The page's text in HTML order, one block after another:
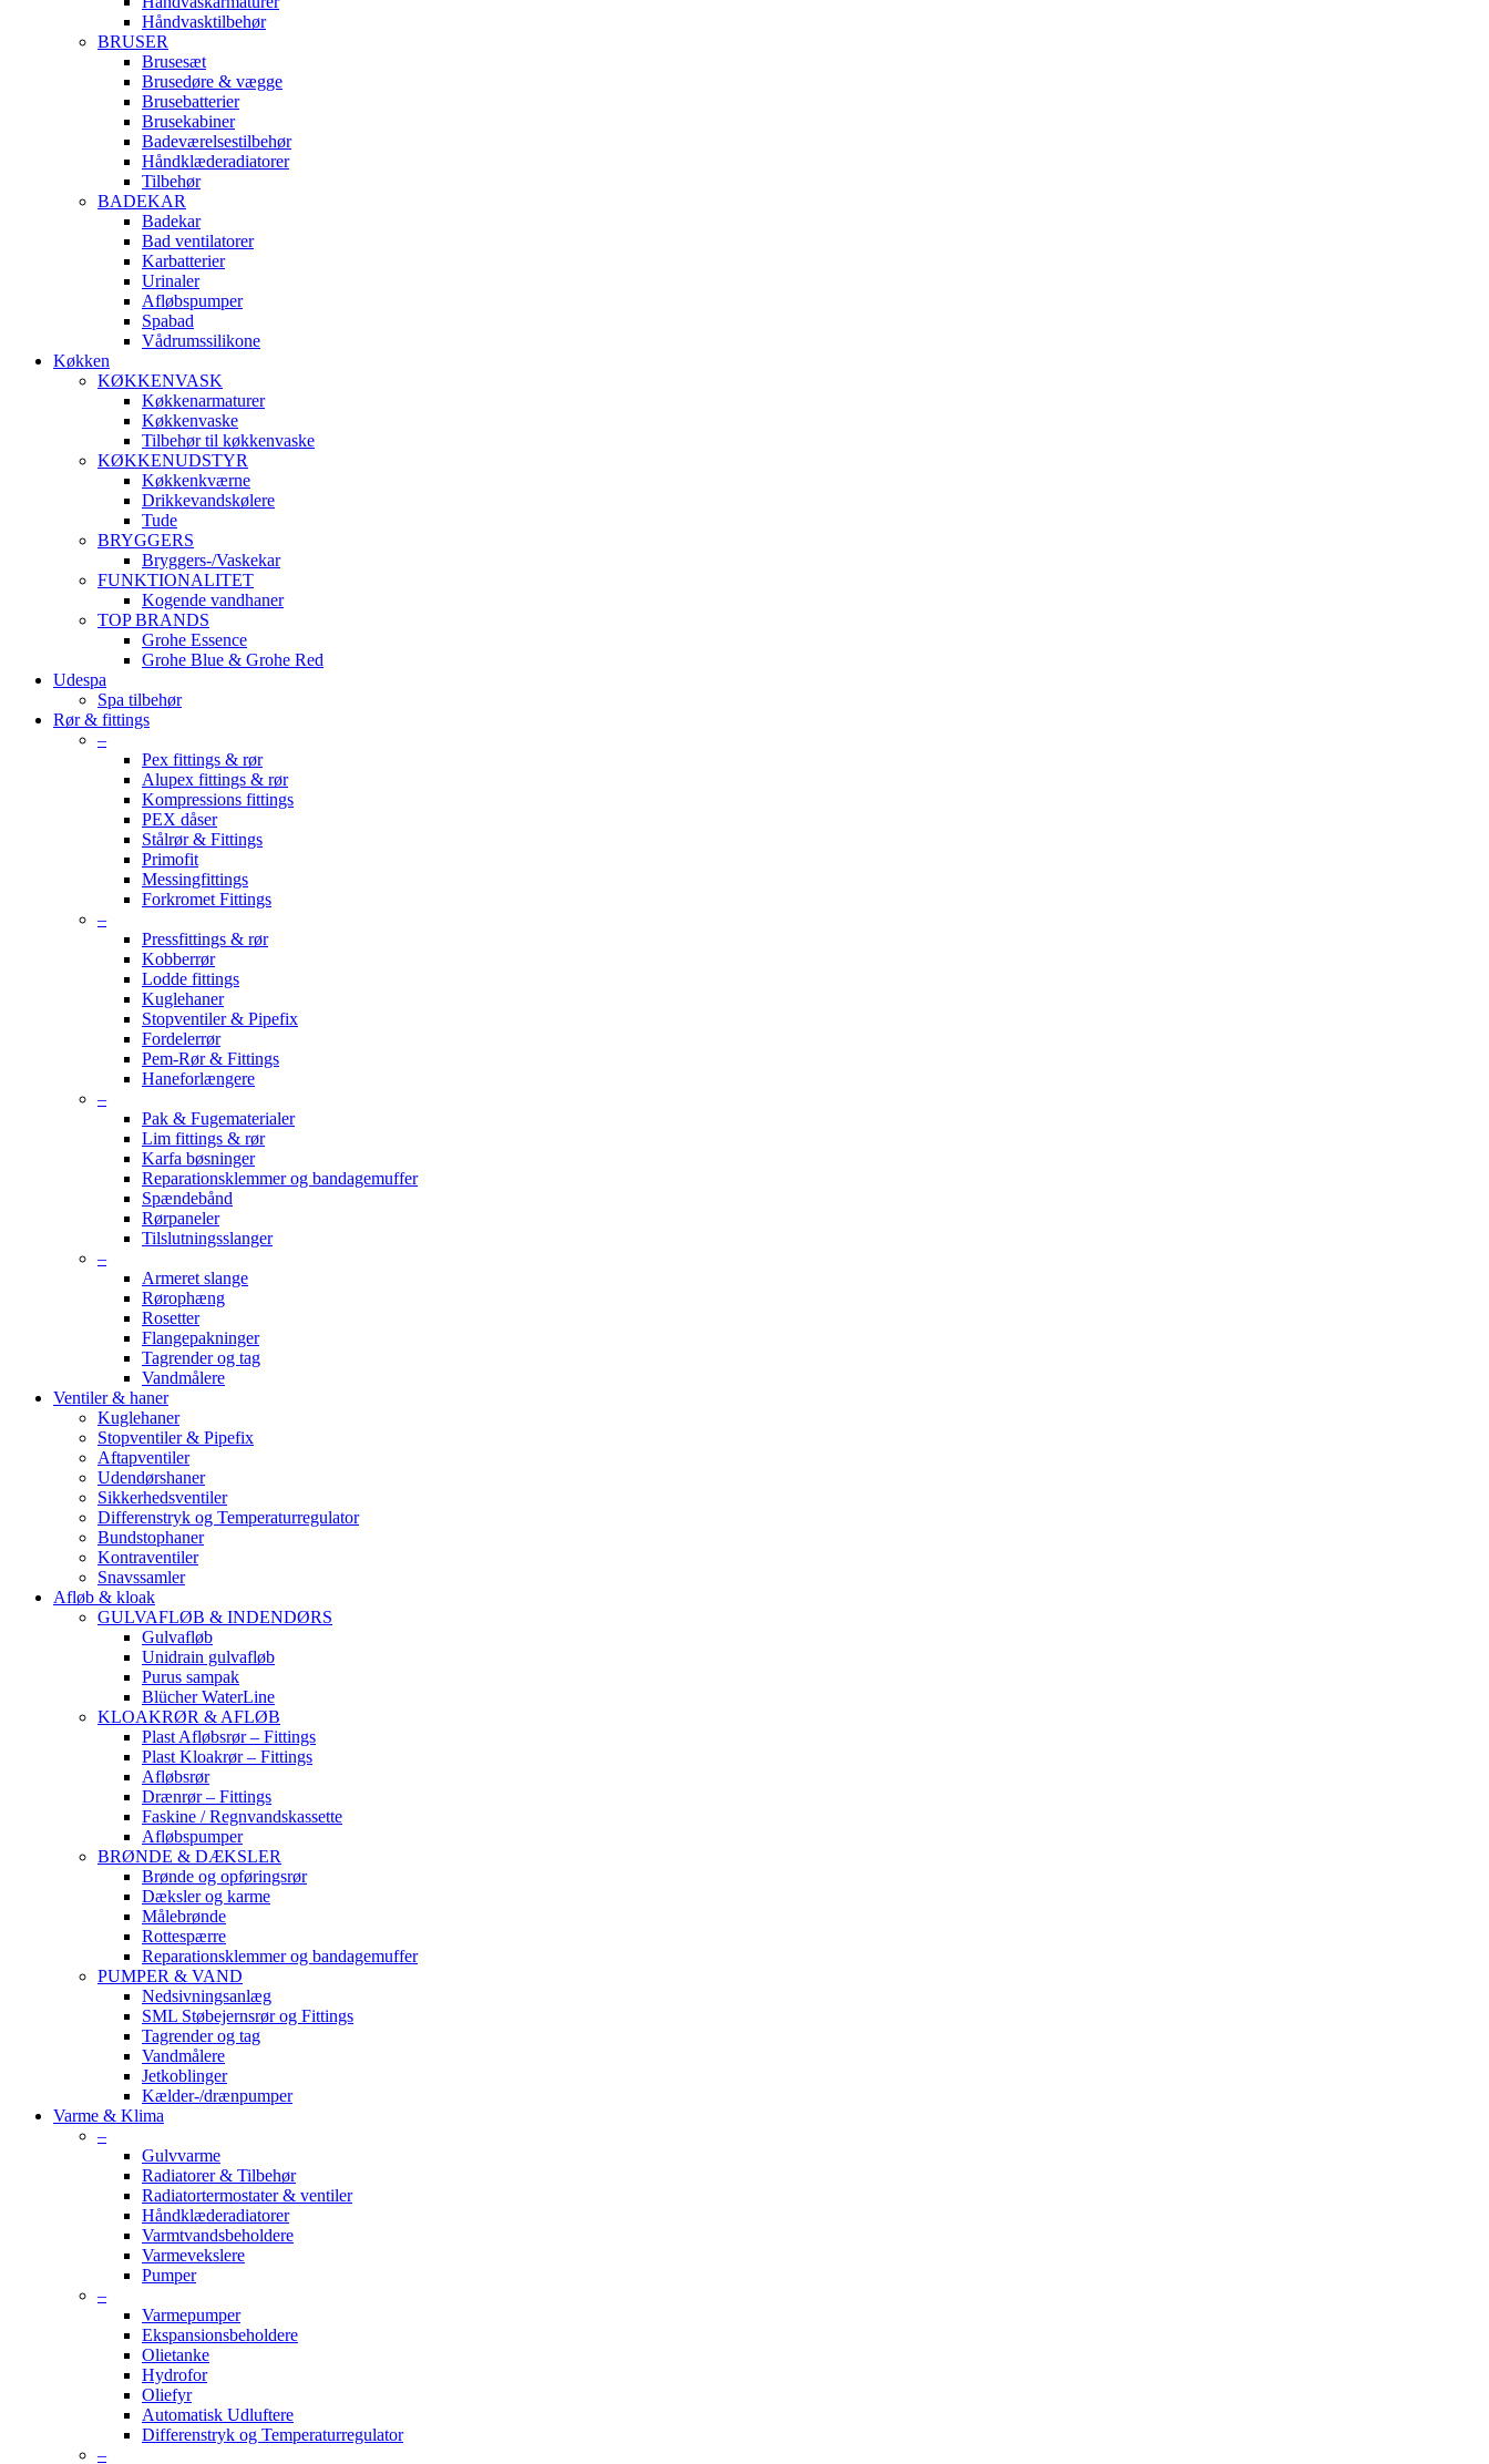
Håndvasktilbehør
BRUSER
Brusesæt
Brusedøre & vægge
Brusebatterier
Brusekabiner
Badeværelsestilbehør
Håndklæderadiatorer
Tilbehør
BADEKAR
Badekar
Bad ventilatorer
Karbatterier
Urinaler
Afløbspumper
Spabad
Vådrumssilikone
Køkken
KØKKENVASK
Køkkenarmaturer
Køkkenvaske
Tilbehør til køkkenvaske
KØKKENUDSTYR
Køkkenkværne
Drikkevandskølere
Tude
BRYGGERS
Bryggers-/Vaskekar
FUNKTIONALITET
Kogende vandhaner
TOP BRANDS
Grohe Essence
Grohe Blue & Grohe Red
Udespa
Spa tilbehør
Rør & fittings
–
Pex fittings & rør
Alupex fittings & rør
Kompressions fittings
PEX dåser
Stålrør & Fittings
Primofit
Messingfittings
Forkromet Fittings
–
Pressfittings & rør
Kobberrør
Lodde fittings
Kuglehaner
Stopventiler & Pipefix
Fordelerrør
Pem-Rør & Fittings
Haneforlængere
–
Pak & Fugematerialer
Lim fittings & rør
Karfa bøsninger
Reparationsklemmer og bandagemuffer
Spændebånd
Rørpaneler
Tilslutningsslanger
–
Armeret slange
Rørophæng
Rosetter
Flangepakninger
Tagrender og tag
Vandmålere
Ventiler & haner
Kuglehaner
Stopventiler & Pipefix
Aftapventiler
Udendørshaner
Sikkerhedsventiler
Differenstryk og Temperaturregulator
Bundstophaner
Kontraventiler
Snavssamler
Afløb & kloak
GULVAFLØB & INDENDØRS
Gulvafløb
Unidrain gulvafløb
Purus sampak
Blücher WaterLine
KLOAKRØR & AFLØB
Plast Afløbsrør – Fittings
Plast Kloakrør – Fittings
Afløbsrør
Drænrør – Fittings
Faskine / Regnvandskassette
Afløbspumper
BRØNDE & DÆKSLER
Brønde og opføringsrør
Dæksler og karme
Målebrønde
Rottespærre
Reparationsklemmer og bandagemuffer
PUMPER & VAND
Nedsivningsanlæg
SML Støbejernsrør og Fittings
Tagrender og tag
Vandmålere
Jetkoblinger
Kælder-/drænpumper
Varme & Klima
–
Gulvvarme
Radiatorer & Tilbehør
Radiatortermostater & ventiler
Håndklæderadiatorer
Varmtvandsbeholdere
Varmevekslere
Pumper
–
Varmepumper
Ekspansionsbeholdere
Olietanke
Hydrofor
Oliefyr
Automatisk Udluftere
Differenstryk og Temperaturregulator
–